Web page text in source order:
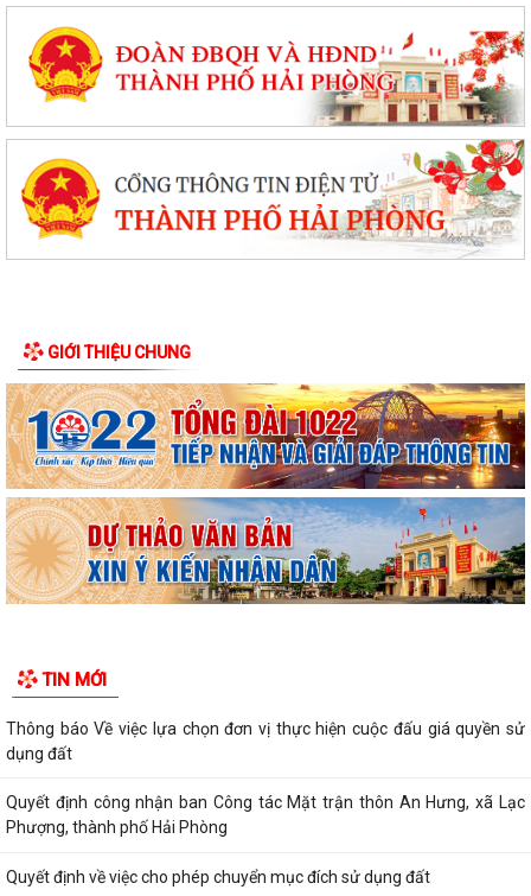
GIỚI THIỆU CHUNG
TIN MỚI
Thông báo Về việc lựa chọn đơn vị thực hiện cuộc đấu giá quyền sử
dụng đất
Quyết định công nhận ban Công tác Mặt trận thôn An Hưng, xã Lạc
Phượng, thành phố Hải Phòng
Quyết định về việc cho phép chuyển mục đích sử dụng đất